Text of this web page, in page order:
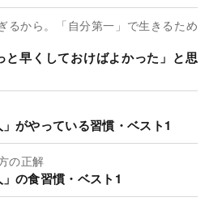
るから。「自分第一」で生きるため
と早くしておけばよかった」と思
」がやっている習慣・ベスト1
の正解
の食習慣・ベスト1